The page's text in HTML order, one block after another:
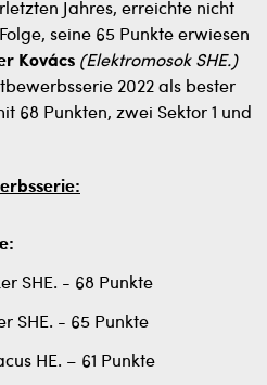
Jahres, erreichte nicht
seine 65 Punkte erwiesen
Kovács (Elektromosok SHE.)
2022 als bester
68 Punkten, zwei Sektor 1 und
SHE. - 68 Punkte
SHE. - 65 Punkte
HE. – 61 Punkte